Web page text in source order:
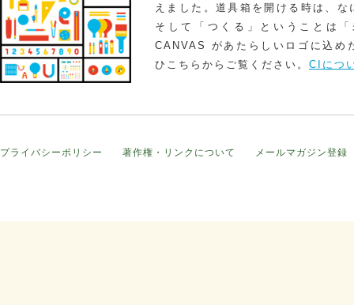
えました。道具箱を開ける時は、
そして「つくる」ということは
CANVAS があたらしいロゴに込め
ひこちらからご覧ください。 CIにつ
プライバシーポリシー 著作権・リンクについて メールマガジン登録